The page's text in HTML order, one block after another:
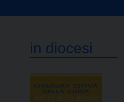
in diocesi